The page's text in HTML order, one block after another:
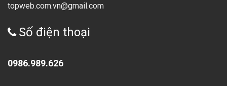
topweb.com.vn@gmail.com
Số điện thoại
0986.989.626